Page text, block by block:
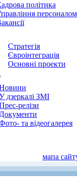
політика
персоналом
Стратегія
Євроінтеграція
Основні проекти
дзеркалі ЗМІ
релізи
Документи
та відеогалерея
мапа